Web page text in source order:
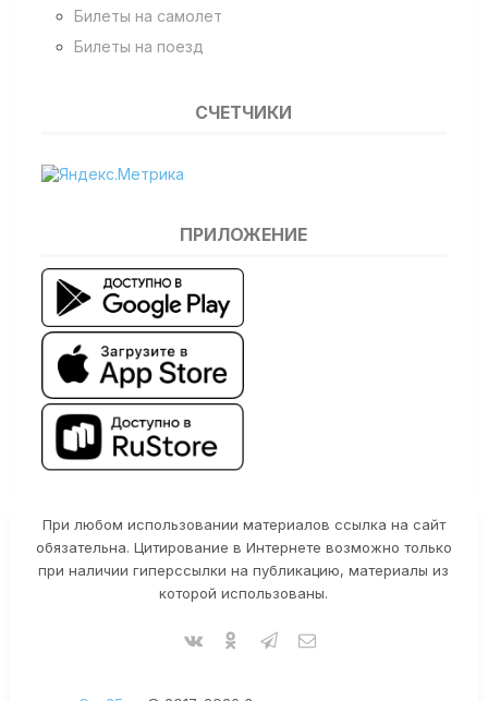
Билеты на самолет
Билеты на поезд
СЧЕТЧИКИ
ПРИЛОЖЕНИЕ
При любом использовании материалов ссылка на сайт
обязательна. Цитирование в Интернете возможно только
при наличии гиперссылки на публикацию, материалы из
которой использованы.